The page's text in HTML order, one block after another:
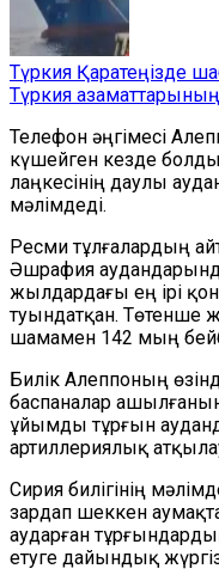
Түркия Қаратеңізде
Түркия
Телефон әңгімесі
күшейген кезде
лаңкесінің даулы
мәлімдеді.
Ресми тұлғалардың
Әшрафия
жылдардағы ең ірі
туындатқан. Төтенше
шамамен 142 мың
Билік Алеппоның
баспаналар
ұйымды тұрғын
артиллериялық
Сирия билігінің
зардап шеккен
аударған
етуге дайындық